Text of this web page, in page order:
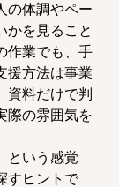
の体調やペー
かを見ること
作業でも、手
援方法は事業
資料だけで判
際の雰囲気を
という感覚
すヒントで